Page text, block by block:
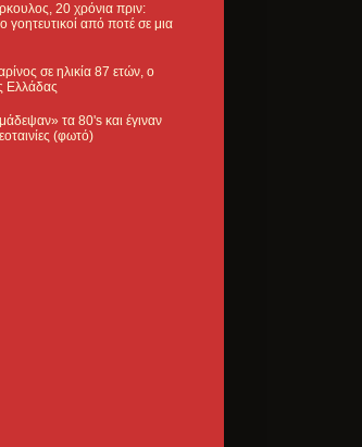
20 χρόνια πριν:
γοητευτικοί από ποτέ σε μια
σε ηλικία 87 ετών, ο
Ελλάδας
τα 80's και έγιναν
(φωτό)